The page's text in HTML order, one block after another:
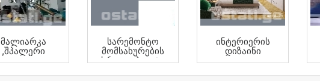
Მალიარკა
,შპალერი
Სარემონტო
Მომსახურების
Სრული Პაკეტი
Ინტერიერის
Დიზაინი